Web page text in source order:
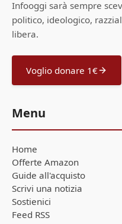
Infooggi sarà sempre
politico, ideologico,
libera.
Voglio donare 1€
Menu
Home
Offerte Amazon
Guide all'acquisto
Scrivi una notizia
Sostienici
Feed RSS